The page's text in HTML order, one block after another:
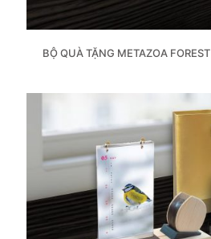
BỘ QUÀ TẶNG METAZOA FOREST